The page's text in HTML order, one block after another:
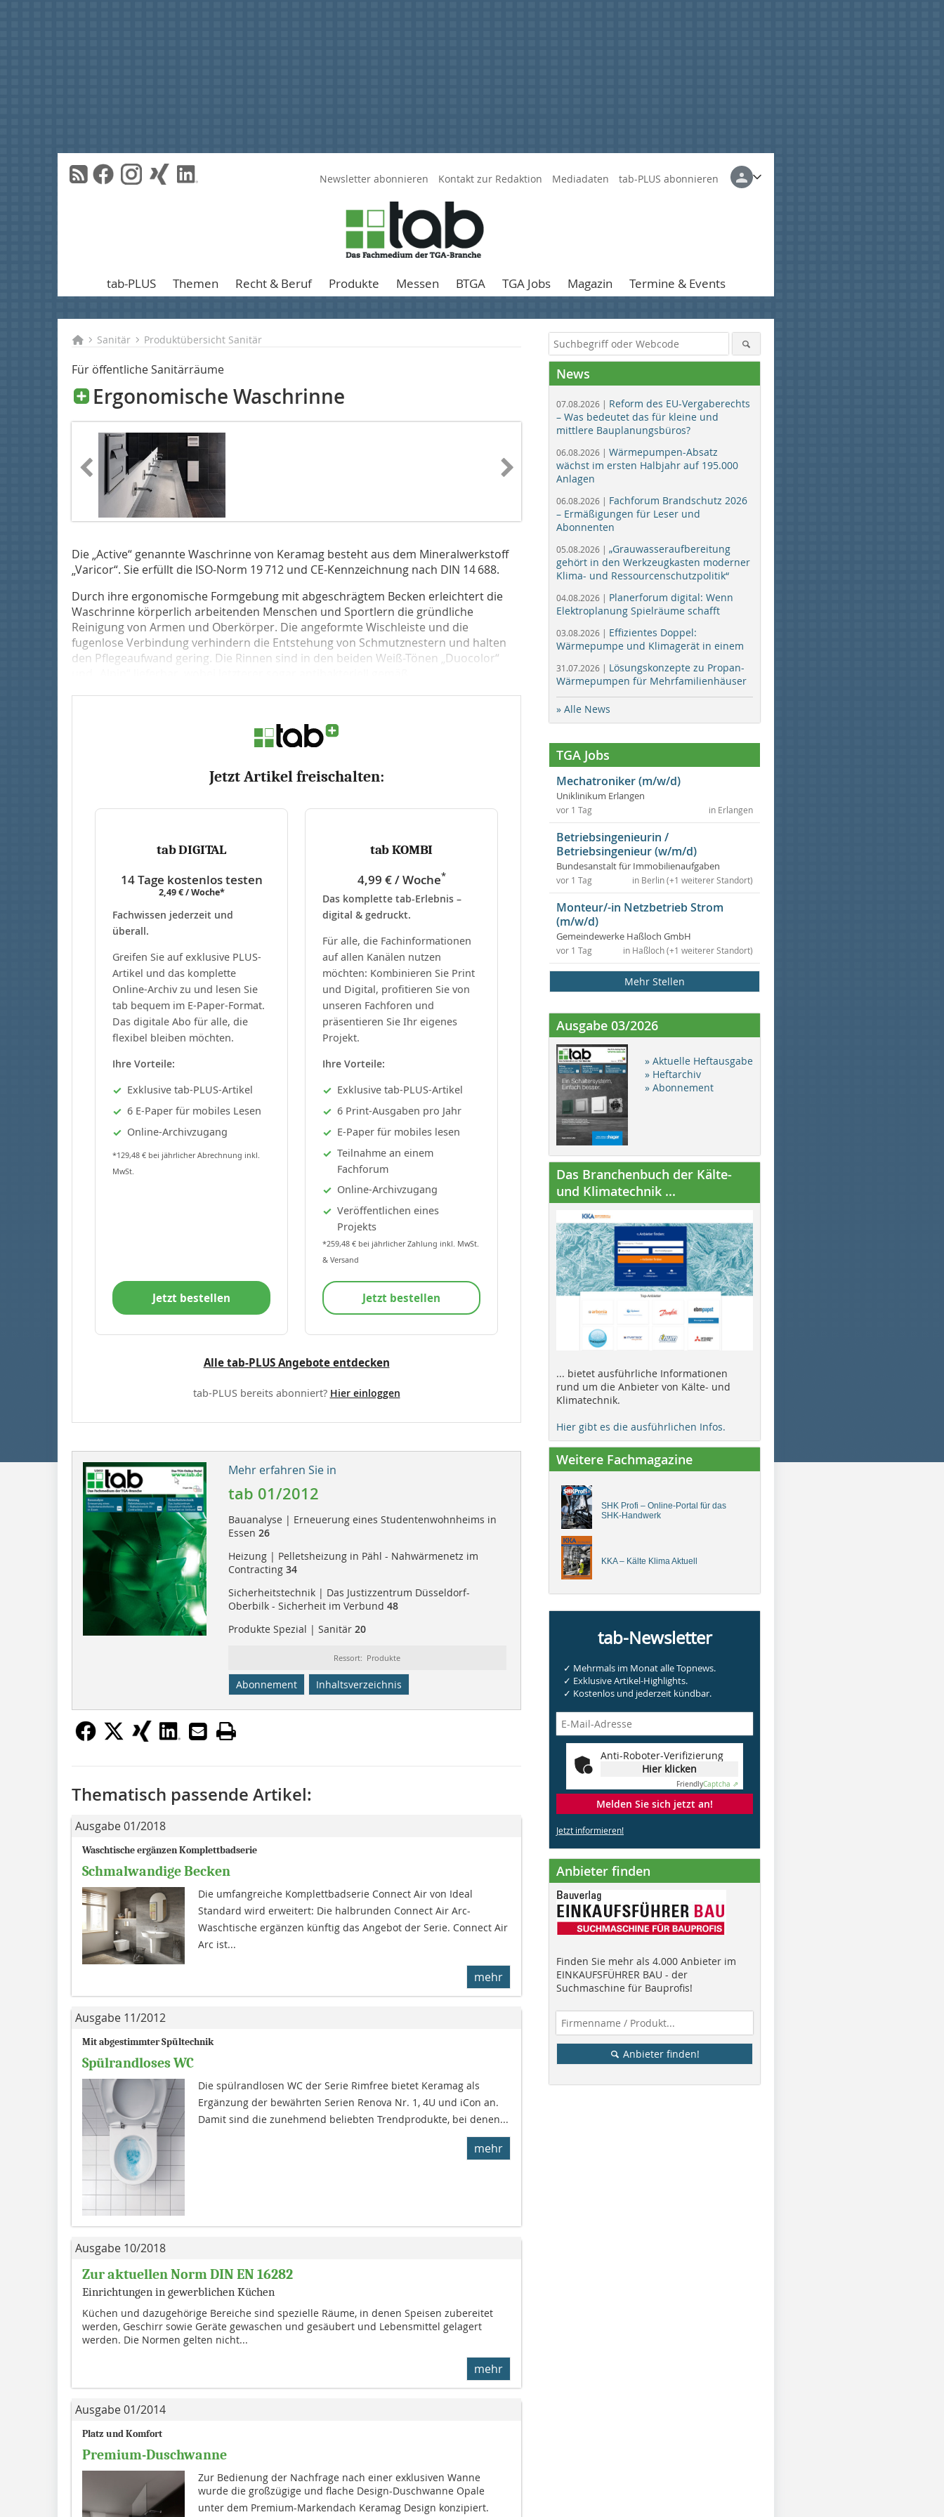
Newsletter abonnieren Kontakt zur Redaktion Mediadaten tab-PLUS abonnieren
tab-PLUS Themen Recht & Beruf Produkte Messen BTGA TGA Jobs Magazin Termine & Events
Sanitär Produktübersicht Sanitär
Für öffentliche Sanitärräume
Ergonomische Waschrinne
Die „Active“ genannte Waschrinne von Keramag besteht aus dem Mineralwerkstoff
„Varicor“. Sie erfüllt die ISO-Norm 19 712 und CE-Kennzeichnung nach DIN 14 688.
Durch ihre ergonomische Formgebung mit abgeschrägtem Becken erleichtert die
Waschrinne körperlich arbeitenden Menschen und Sportlern die gründliche
Reinigung von Armen und Oberkörper. Die angeformte Wischleiste und die
fugenlose Verbindung verhindern die Entstehung von Schmutznestern und halten
den Pflegeaufwand gering. Die Rinnen sind in den beiden Weiß-Tönen „Duocolor“
Jetzt Artikel freischalten:
tab DIGITAL
14 Tage kostenlos testen
2,49 € / Woche*
Fachwissen jederzeit und
überall.
Greifen Sie auf exklusive PLUS-
Artikel und das komplette
Online-Archiv zu und lesen Sie
tab bequem im E-Paper-Format.
Das digitale Abo für alle, die
flexibel bleiben möchten.
Ihre Vorteile:
Exklusive tab-PLUS-Artikel
6 E-Paper für mobiles Lesen
Online-Archivzugang
*129,48 € bei jährlicher Abrechnung inkl.
MwSt.
Jetzt bestellen
tab KOMBI
4,99 € / Woche*
Das komplette tab-Erlebnis –
digital & gedruckt.
Für alle, die Fachinformationen
auf allen Kanälen nutzen
möchten: Kombinieren Sie Print
und Digital, profitieren Sie von
unseren Fachforen und
präsentieren Sie Ihr eigenes
Projekt.
Ihre Vorteile:
Exklusive tab-PLUS-Artikel
6 Print-Ausgaben pro Jahr
E-Paper für mobiles lesen
Teilnahme an einem
Fachforum
Online-Archivzugang
Veröffentlichen eines
Projekts
*259,48 € bei jährlicher Zahlung inkl. MwSt.
& Versand
Jetzt bestellen
Alle tab-PLUS Angebote entdecken
tab-PLUS bereits abonniert? Hier einloggen
Mehr erfahren Sie in
tab 01/2012
Bauanalyse | Erneuerung eines Studentenwohnheims in
Essen 26
Heizung | Pelletsheizung in Pähl - Nahwärmenetz im
Contracting 34
Sicherheitstechnik | Das Justizzentrum Düsseldorf-
Oberbilk - Sicherheit im Verbund 48
Produkte Spezial | Sanitär 20
Ressort: Produkte
Abonnement Inhaltsverzeichnis
Thematisch passende Artikel:
Ausgabe 01/2018
Waschtische ergänzen Komplettbadserie
Schmalwandige Becken
Die umfangreiche Komplettbadserie Connect Air von Ideal
Standard wird erweitert: Die halbrunden Connect Air Arc-
Waschtische ergänzen künftig das Angebot der Serie. Connect Air
Arc ist...
mehr
Ausgabe 11/2012
Mit abgestimmter Spültechnik
Spülrandloses WC
Die spülrandlosen WC der Serie Rimfree bietet Keramag als
Ergänzung der bewährten Serien Renova Nr. 1, 4U und iCon an.
Damit sind die zunehmend beliebten Trendprodukte, bei denen...
mehr
Ausgabe 10/2018
Zur aktuellen Norm DIN EN 16282
Einrichtungen in gewerblichen Küchen
Küchen und dazugehörige Bereiche sind spezielle Räume, in denen Speisen zubereitet
werden, Geschirr sowie Geräte gewaschen und gesäubert und Lebensmittel gelagert
werden. Die Normen gelten nicht...
mehr
Ausgabe 01/2014
Platz und Komfort
Premium-Duschwanne
Zur Bedienung der Nachfrage nach einer exklusiven Wanne
wurde die großzügige und flache Design-Duschwanne Opale
unter dem Premium-Markendach Keramag Design konzipiert.
News
07.08.2026 | Reform des EU-Vergaberechts
– Was bedeutet das für kleine und
mittlere Bauplanungsbüros?
06.08.2026 | Wärmepumpen-Absatz
wächst im ersten Halbjahr auf 195.000
Anlagen
06.08.2026 | Fachforum Brandschutz 2026
– Ermäßigungen für Leser und
Abonnenten
05.08.2026 | „Grauwasseraufbereitung
gehört in den Werkzeugkasten moderner
Klima- und Ressourcenschutzpolitik“
04.08.2026 | Planerforum digital: Wenn
Elektroplanung Spielräume schafft
03.08.2026 | Effizientes Doppel:
Wärmepumpe und Klimagerät in einem
31.07.2026 | Lösungskonzepte zu Propan-
Wärmepumpen für Mehrfamilienhäuser
» Alle News
TGA Jobs
Mechatroniker (m/w/d)
Uniklinikum Erlangen
in Erlangen
vor 1 Tag
Betriebsingenieurin /
Betriebsingenieur (w/m/d)
Bundesanstalt für Immobilienaufgaben
in Berlin (+1 weiterer Standort)
vor 1 Tag
Monteur/-in Netzbetrieb Strom
(m/w/d)
Gemeindewerke Haßloch GmbH
in Haßloch (+1 weiterer Standort)
vor 1 Tag
Mehr Stellen
Ausgabe 03/2026
» Aktuelle Heftausgabe
» Heftarchiv
» Abonnement
Das Branchenbuch der Kälte-
und Klimatechnik ...
... bietet ausführliche Informationen
rund um die Anbieter von Kälte- und
Klimatechnik.
Hier gibt es die ausführlichen Infos.
Weitere Fachmagazine
SHK Profi – Online-Portal für das
SHK-Handwerk
KKA – Kälte Klima Aktuell
tab-Newsletter
✓ Mehrmals im Monat alle Topnews.
✓ Exklusive Artikel-Highlights.
✓ Kostenlos und jederzeit kündbar.
Anti-Roboter-Verifizierung
Hier klicken
FriendlyCaptcha ⇗
Melden Sie sich jetzt an!
Jetzt informieren!
Anbieter finden
Finden Sie mehr als 4.000 Anbieter im
EINKAUFSFÜHRER BAU - der
Suchmaschine für Bauprofis!
Anbieter finden!